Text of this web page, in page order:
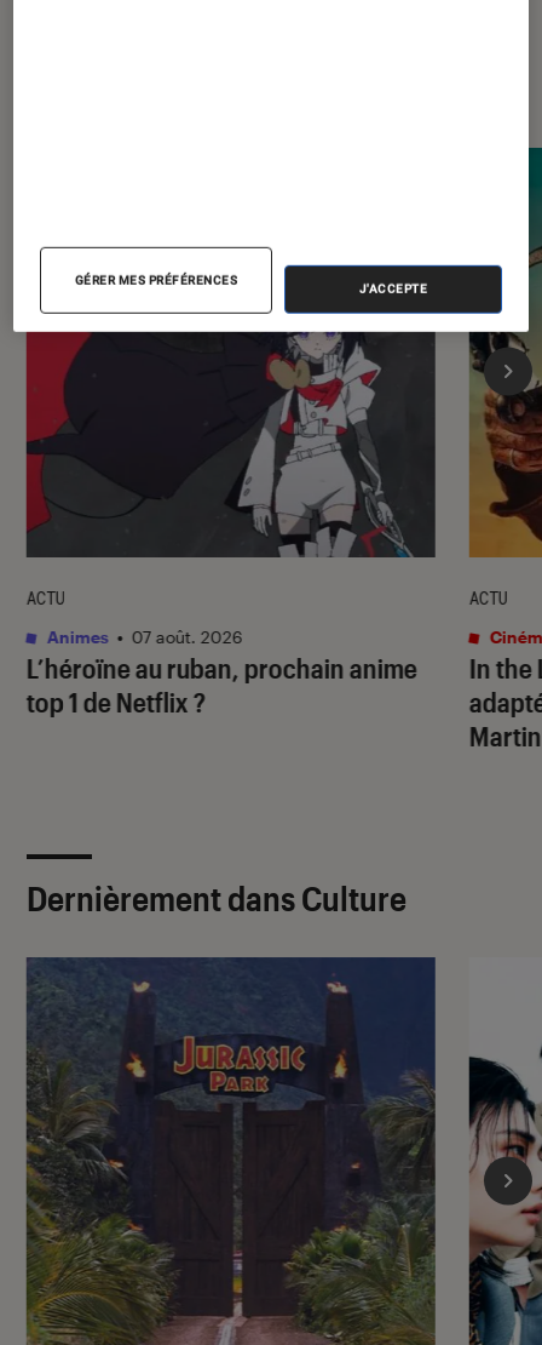
L’héroïne au ruban, prochain anime
top 1 de Netflix ?
ACTU
Animes • 07 août. 2026
In the
ACTU
Dernièrement dans Culture
GÉRER MES PRÉFÉRENCES
J'ACCEPTE